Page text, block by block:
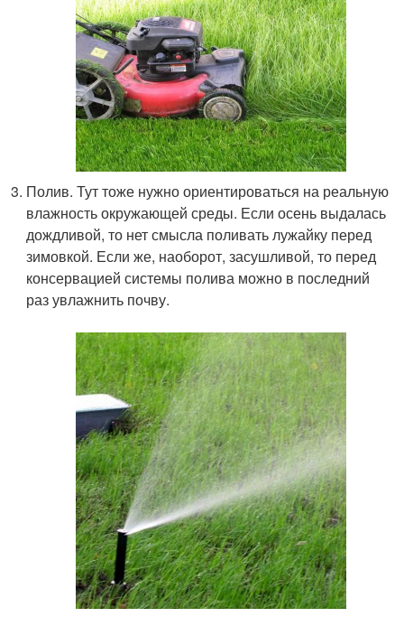
Полив. Тут тоже нужно ориентироваться на реальную
влажность окружающей среды. Если осень выдалась
дождливой, то нет смысла поливать лужайку перед
зимовкой. Если же, наоборот, засушливой, то перед
консервацией системы полива можно в последний
раз увлажнить почву.